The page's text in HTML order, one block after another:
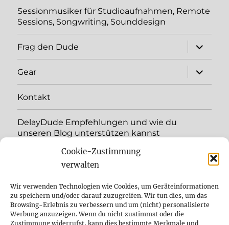
Cookie-Zustimmung
verwalten
Wir verwenden Technologien wie Cookies, um Geräteinformationen
zu speichern und/oder darauf zuzugreifen. Wir tun dies, um das
Browsing-Erlebnis zu verbessern und um (nicht) personalisierte
Werbung anzuzeigen. Wenn du nicht zustimmst oder die
Zustimmung widerrufst, kann dies bestimmte Merkmale und
Sessionmusiker für Studioaufnahmen, Remote
Sessions, Songwriting, Sounddesign
Frag den Dude
öffnen
Gear
öffnen
Kontakt
DelayDude Empfehlungen und wie du
unseren Blog unterstützen kannst
öffnen
YouTube
Instagram